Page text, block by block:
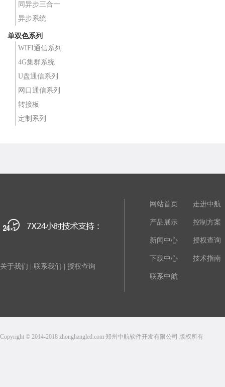
同异步三合一
异步系统
单双色系列
WIFI通信系列
4G集群系统
U盘通信系列
网口通信系列
转接板
定制系列
关于我们 联系我们 授权查询
网站首页 走进中航
产品展示 控制方案
新闻中心 授权查询
下载中心 技术指南
联系中航
Copyright © 2014-2018 zhonghangled.com 郑州中航软件开发有限公司 版权所有